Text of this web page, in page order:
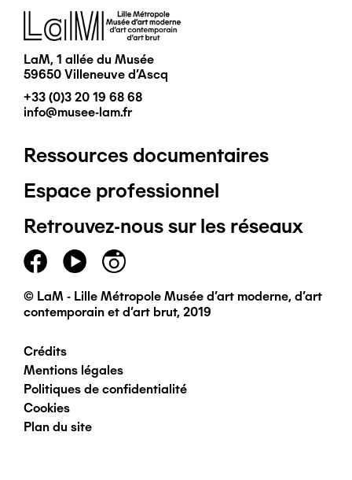
Image
LaM, 1 allée du Musée
59650 Villeneuve d'Ascq
+33 (0)3 20 19 68 68
info@musee-lam.fr
Pied
de
page
principal
Ressources documentaires
Espace professionnel
Retrouvez-nous sur les réseaux
© LaM - Lille Métropole Musée d'art moderne, d'art
contemporain et d'art brut, 2019
Pied
de
page
Crédits
Mentions légales
Politiques de confidentialité
Cookies
Plan du site